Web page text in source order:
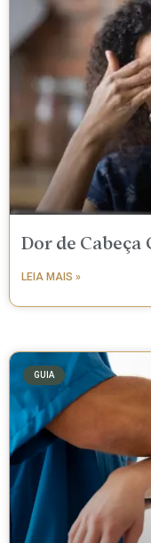
Dor de Cabeça
LEIA MAIS »
GUIA